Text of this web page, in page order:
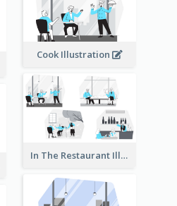
Cook Illustration
In The Restaurant Illustration